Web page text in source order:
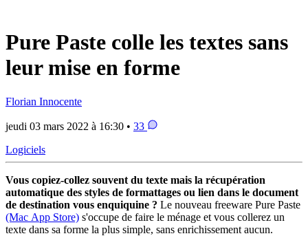
Pure Paste colle les textes sans
leur mise en forme
Florian Innocente
jeudi 03 mars 2022 à 16:30 • 33
Logiciels
Vous copiez-collez souvent du texte mais la récupération
automatique des styles de formattages ou lien dans le document
de destination vous enquiquine ? Le nouveau freeware Pure Paste
(Mac App Store) s'occupe de faire le ménage et vous collerez un
texte dans sa forme la plus simple, sans enrichissement aucun.